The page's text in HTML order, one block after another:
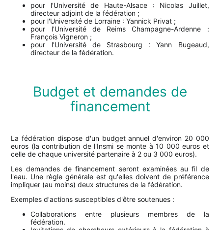
pour l'Université de Haute-Alsace : Nicolas Juillet,
directeur adjoint de la fédération ;
pour l'Université de Lorraine : Yannick Privat ;
pour l'Université de Reims Champagne-Ardenne :
François Vigneron ;
pour l'Université de Strasbourg : Yann Bugeaud,
directeur de la fédération.
Budget et demandes de
financement
La fédération dispose d'un budget annuel d'environ 20 000
euros (la contribution de l'Insmi se monte à 10 000 euros et
celle de chaque université partenaire à 2 ou 3 000 euros).
Les demandes de financement seront examinées au fil de
l'eau. Une règle générale est qu'elles doivent de préférence
impliquer (au moins) deux structures de la fédération.
Exemples d'actions susceptibles d'être soutenues :
Collaborations entre plusieurs membres de la
fédération.